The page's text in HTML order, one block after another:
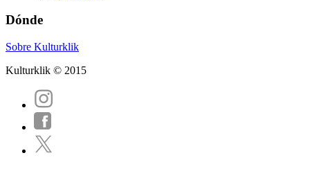
Dónde
Sobre Kulturklik
Kulturklik © 2015